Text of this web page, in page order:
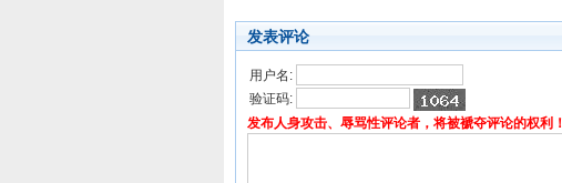
发表评论
用户名:
验证码:
发布人身攻击、辱骂性评论者，将被褫夺评论的权利！